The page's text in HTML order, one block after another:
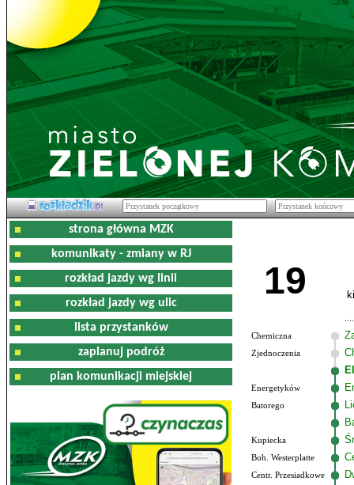
strona główna MZK
komunikaty - zmiany w RJ
rozkład jazdy wg linii
rozkład jazdy wg ulic
lista przystanków
zaplanuj podróż
plan komunikacji miejskiej
19
Chemiczna
Zjednoczenia
Energetyków
Batorego
Kupiecka
Boh. Westerplatte
Centr. Przesiadkowe